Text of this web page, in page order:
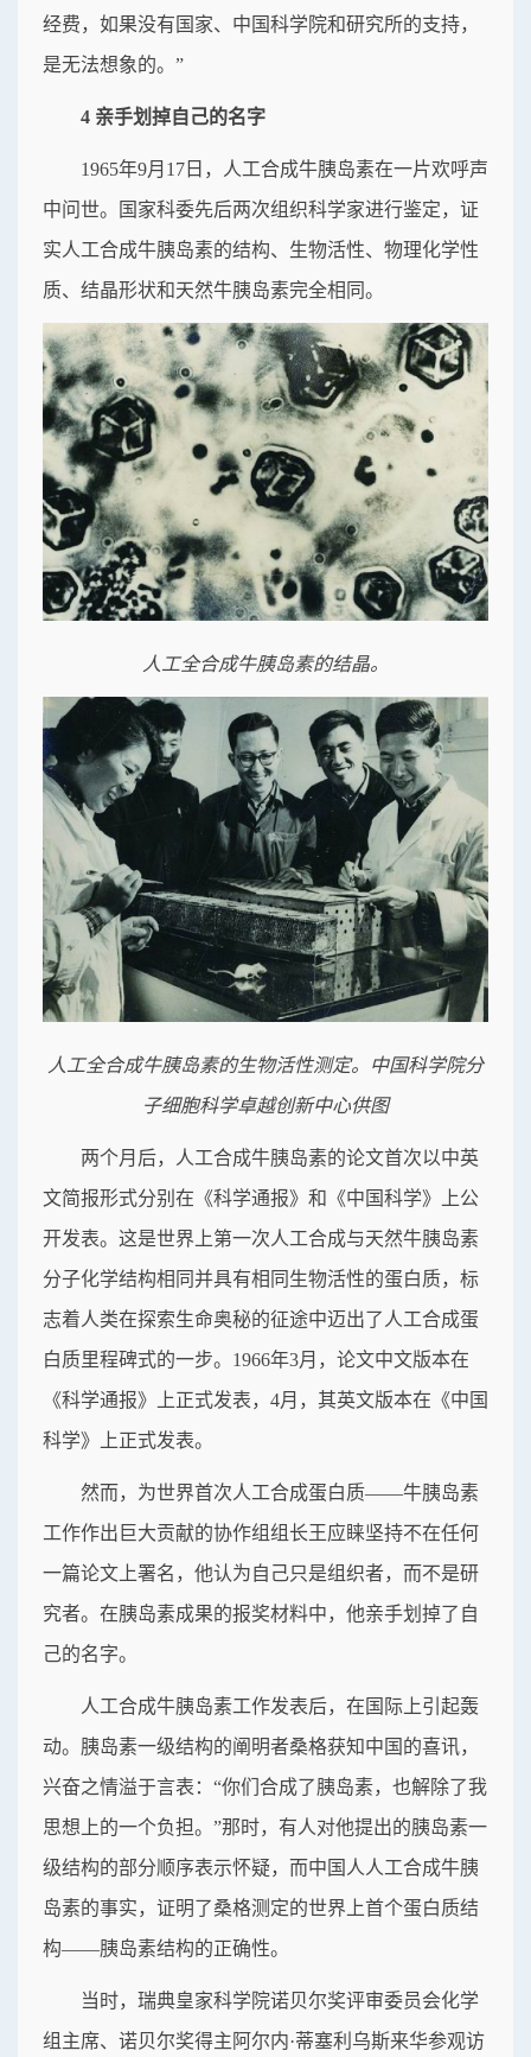
经费，如果没有国家、中国科学院和研究所的支持，
是无法想象的。”
4 亲手划掉自己的名字
1965年9月17日，人工合成牛胰岛素在一片欢呼声
中问世。国家科委先后两次组织科学家进行鉴定，证
实人工合成牛胰岛素的结构、生物活性、物理化学性
质、结晶形状和天然牛胰岛素完全相同。
人工全合成牛胰岛素的结晶。
人工全合成牛胰岛素的生物活性测定。中国科学院分
子细胞科学卓越创新中心供图
两个月后，人工合成牛胰岛素的论文首次以中英
文简报形式分别在《科学通报》和《中国科学》上公
开发表。这是世界上第一次人工合成与天然牛胰岛素
分子化学结构相同并具有相同生物活性的蛋白质，标
志着人类在探索生命奥秘的征途中迈出了人工合成蛋
白质里程碑式的一步。1966年3月，论文中文版本在
《科学通报》上正式发表，4月，其英文版本在《中国
科学》上正式发表。
然而，为世界首次人工合成蛋白质——牛胰岛素
工作作出巨大贡献的协作组组长王应睐坚持不在任何
一篇论文上署名，他认为自己只是组织者，而不是研
究者。在胰岛素成果的报奖材料中，他亲手划掉了自
己的名字。
人工合成牛胰岛素工作发表后，在国际上引起轰
动。胰岛素一级结构的阐明者桑格获知中国的喜讯，
兴奋之情溢于言表：“你们合成了胰岛素，也解除了我
思想上的一个负担。”那时，有人对他提出的胰岛素一
级结构的部分顺序表示怀疑，而中国人人工合成牛胰
岛素的事实，证明了桑格测定的世界上首个蛋白质结
构——胰岛素结构的正确性。
当时，瑞典皇家科学院诺贝尔奖评审委员会化学
组主席、诺贝尔奖得主阿尔内·蒂塞利乌斯来华参观访